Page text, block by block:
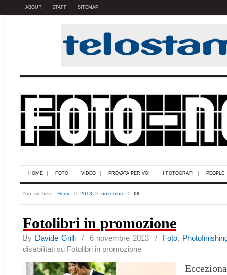
ABOUT STAFF SITEMAP
HOME FOTO VIDEO PROVATA PER VOI I FOTOGRAFI PEOPLE
You are here: Home > 2013 > novembre > 06
Fotolibri in promozione
By Davide Grilli/ 6 novembre 2013 / Foto,
disabilitati su Fotolibri in promozione